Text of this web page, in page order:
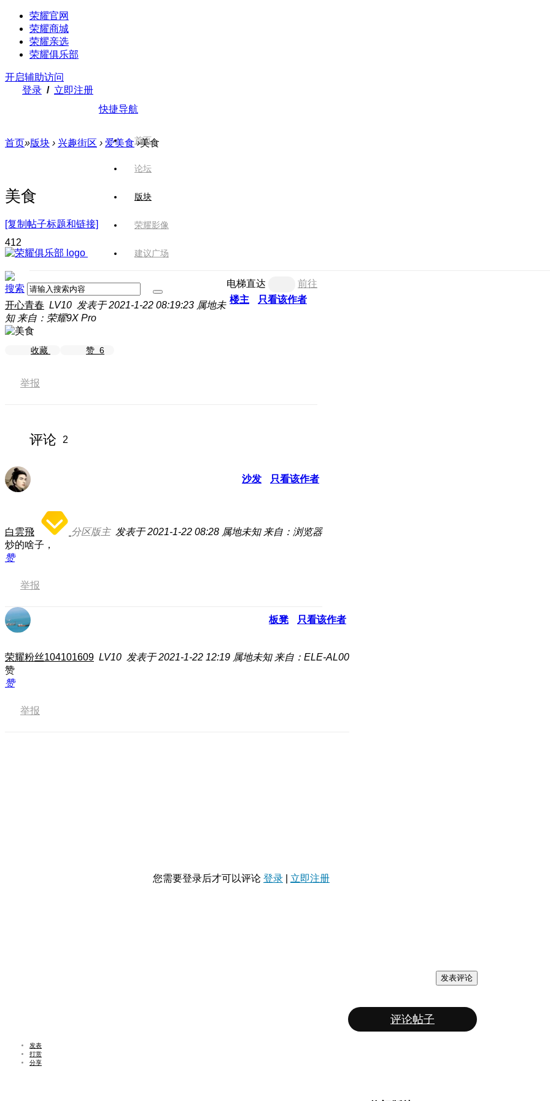
荣耀官网
荣耀商城
荣耀亲选
荣耀俱乐部
开启辅助访问
登录 / 立即注册
快捷导航
首页
论坛
版块
荣耀影像
建议广场
搜索
首页»版块 › 兴趣街区 › 爱美食 ›美食
美食
[复制帖子标题和链接]
412
电梯直达
前往
楼主
只看该作者
开心青春 LV10 发表于 2021-1-22 08:19:23 属地未
知 来自：荣耀9X Pro
收藏 赞 6
举报
评论 2
沙发 只看该作者
白雲飛 分区版主 发表于 2021-1-22 08:28 属地未知 来自：浏览器
炒的啥子，
赞
举报
板凳 只看该作者
荣耀粉丝104101609 LV10 发表于 2021-1-22 12:19 属地未知 来自：ELE-AL00
赞
赞
举报
您需要登录后才可以评论 登录 立即注册
发表评论
评论帖子
发表
打赏
分享